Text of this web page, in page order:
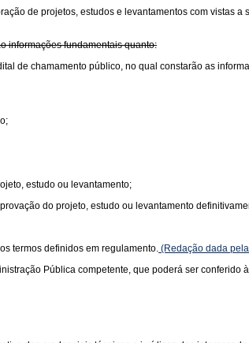
de projetos, estudos e levantamentos com vistas a
informações fundamentais quanto:
de chamamento público, no qual constarão as
estudo ou levantamento;
do projeto, estudo ou levantamento
termos definidos em regulamento. (Redação dada
Pública competente, que poderá ser conferido